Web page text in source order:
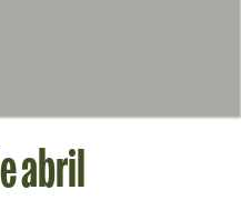
abril